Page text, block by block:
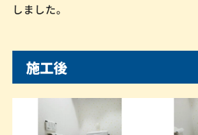
しました。
施工後